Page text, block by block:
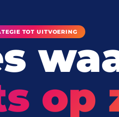
TOT UITVOERING
op